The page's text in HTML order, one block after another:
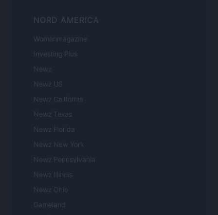
NORD AMERICA
Womanmagazine
Investing Plus
Newz
Newz US
Newz California
Newz Texas
Newz Florida
Newz New York
Newz Pennsylvania
Newz Illinois
Newz Ohio
Gameland